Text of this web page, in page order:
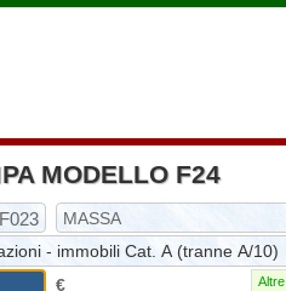
MODELLO F24
€